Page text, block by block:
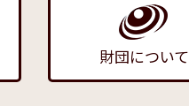
財団について